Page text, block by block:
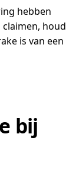
hebben
houd
is van een
bij